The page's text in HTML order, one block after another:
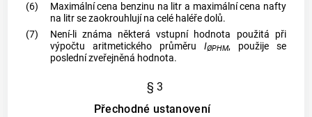
(6)
Maximální cena benzinu na litr a maximální cena nafty
na litr se zaokrouhlují na celé haléře dolů.
(7)
Není-li známa některá vstupní hodnota použitá při
výpočtu aritmetického průměru IØPHM, použije se
poslední zveřejněná hodnota.
§ 3
Přechodné ustanovení